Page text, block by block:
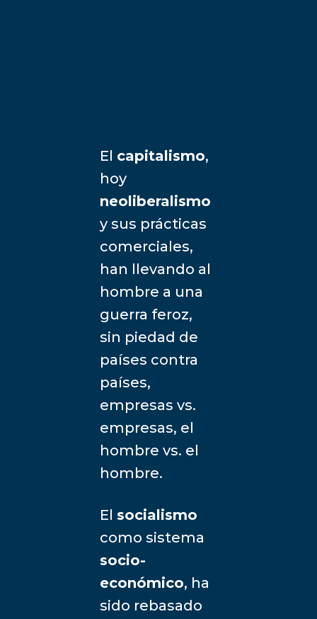
El capitalismo,
hoy
neoliberalismo
y sus prácticas
comerciales,
han llevando al
hombre a una
guerra feroz,
sin piedad de
países contra
países,
empresas vs.
empresas, el
hombre vs. el
hombre.
El socialismo
como sistema
socio-
económico, ha
sido rebasado